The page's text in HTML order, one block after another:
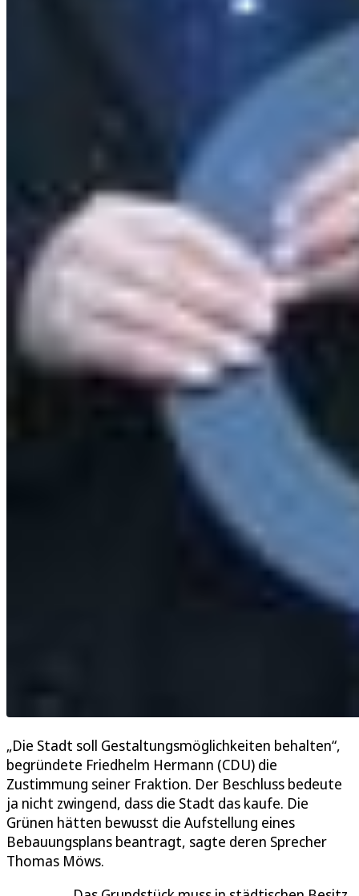
„Die Stadt soll Gestaltungsmöglichkeiten behalten“,
begründete Friedhelm Hermann (CDU) die
Zustimmung seiner Fraktion. Der Beschluss bedeute
ja nicht zwingend, dass die Stadt das kaufe. Die
Grünen hätten bewusst die Aufstellung eines
Bebauungsplans beantragt, sagte deren Sprecher
Thomas Möws.